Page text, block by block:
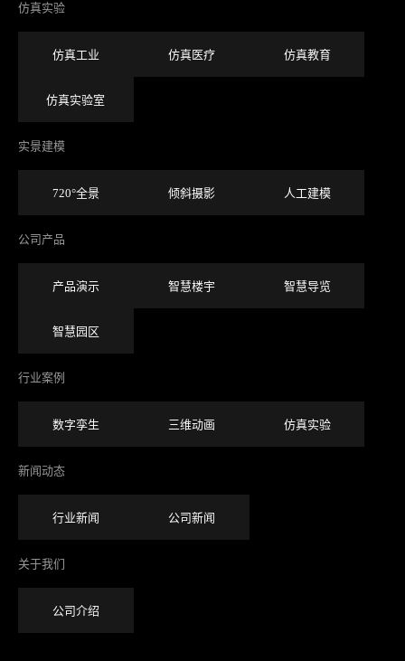
仿真实验
仿真工业 仿真医疗 仿真教育
仿真实验室
实景建模
720°全景 倾斜摄影 人工建模
公司产品
产品演示 智慧楼宇 智慧导览
智慧园区
行业案例
数字孪生 三维动画 仿真实验
新闻动态
行业新闻 公司新闻
关于我们
公司介绍